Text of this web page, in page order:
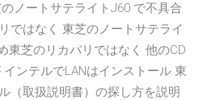
ノートサテライトJ60 で不具合
ではなく 東芝のノートサテライ
東芝のリカバリではなく 他のCD
ンテルでLANはインストール 東
（取扱説明書）の探し方を説明